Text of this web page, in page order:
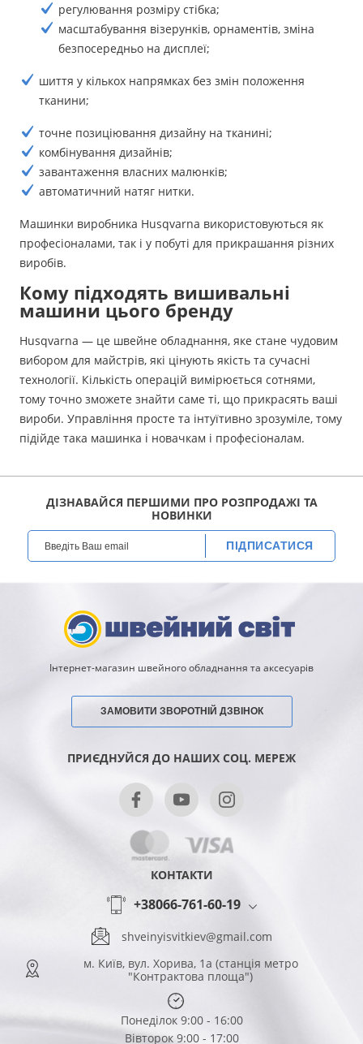
регулювання розміру стібка;
масштабування візерунків, орнаментів, зміна
безпосередньо на дисплеї;
шиття у кількох напрямках без змін положення
тканини;
точне позиціювання дизайну на тканині;
комбінування дизайнів;
завантаження власних малюнків;
автоматичний натяг нитки.
Машинки виробника Husqvarna використовуються як
професіоналами, так і у побуті для прикрашання різних
виробів.
Кому підходять вишивальні
машини цього бренду
Husqvarna — це швейне обладнання, яке стане чудовим
вибором для майстрів, які цінують якість та сучасні
технології. Кількість операцій вимірюється сотнями,
тому точно зможете знайти саме ті, що прикрасять ваші
вироби. Управління просте та інтуїтивно зрозуміле, тому
підійде така машинка і новачкам і професіоналам.
ДІЗНАВАЙСЯ ПЕРШИМИ ПРО РОЗПРОДАЖІ ТА
НОВИНКИ
ПІДПИСАТИСЯ
Інтернет-магазин швейного обладнання та аксесуарів
ЗАМОВИТИ ЗВОРОТНІЙ ДЗВІНОК
ПРИЄДНУЙСЯ ДО НАШИХ СОЦ. МЕРЕЖ
КОНТАКТИ
+38066-761-60-19
shveinyisvitkiev@gmail.com
м. Київ, вул. Хорива, 1а (станція метро
"Контрактова площа")
Понеділок 9:00 - 16:00
Вівторок 9:00 - 17:00